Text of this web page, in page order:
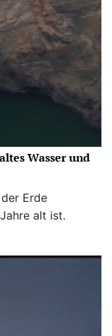
Wasser und
Erde
alt ist.